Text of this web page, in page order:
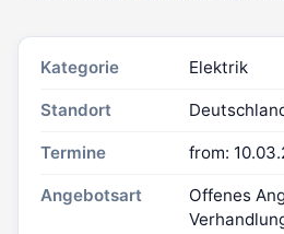
Kategorie Elektrik
Standort
Termine from:
Angebotsart
Offenes